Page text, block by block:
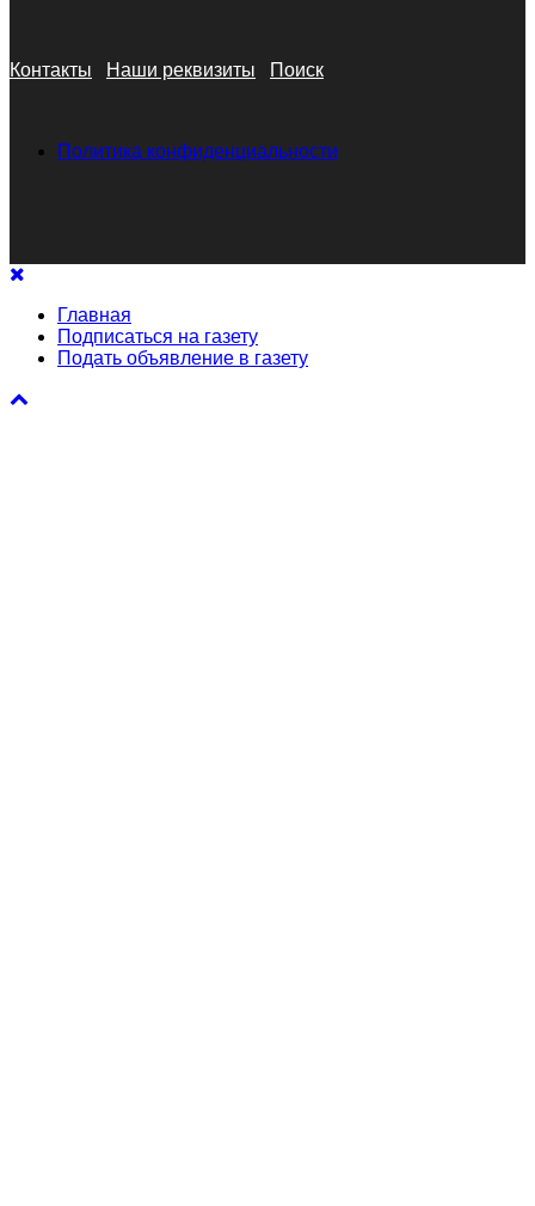
Контакты Наши реквизиты Поиск
Политика конфиденциальности
Главная
Подписаться на газету
Подать объявление в газету